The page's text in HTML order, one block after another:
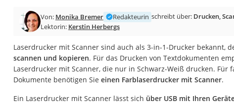
Desktop-PC
Diascanner
Laser-
Powerline-Adapter
Powerstation mit
Von: Monika Bremer Redakteurin schreibt über: Drucken,
Lektorin: Kerstin Herbergs
Laserdrucker mit Scanner sind auch als 3-in-1-Drucker bekannt,
scannen und kopieren. Für das Drucken von Textdokumenten
Laserdrucker mit Scanner, die nur in Schwarz-Weiß drucken. Für
Dokumente benötigen Sie einen Farblaserdrucker mit Scanner.
Ein Laserdrucker mit Scanner lässt sich über USB mit Ihren